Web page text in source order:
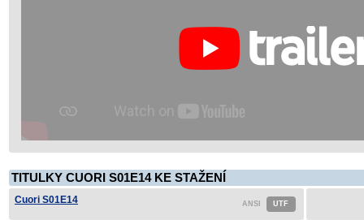
TITULKY CUORI S01E14 KE STAŽENÍ
Cuori S01E14